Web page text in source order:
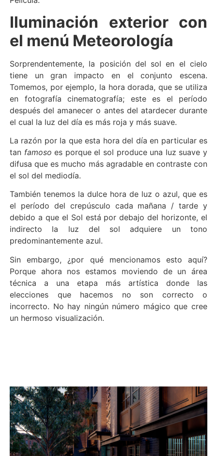
Iluminación exterior con
el menú Meteorología
Sorprendentemente, la posición del sol en el cielo
tiene un gran impacto en el conjunto escena.
Tomemos, por ejemplo, la hora dorada, que se utiliza
en fotografía cinematografía; este es el período
después del amanecer o antes del atardecer durante
el cual la luz del día es más roja y más suave.
La razón por la que esta hora del día en particular es
tan famoso es porque el sol produce una luz suave y
difusa que es mucho más agradable en contraste con
el sol del mediodía.
También tenemos la dulce hora de luz o azul, que es
el período del crepúsculo cada mañana / tarde y
debido a que el Sol está por debajo del horizonte, el
indirecto la luz del sol adquiere un tono
predominantemente azul.
Sin embargo, ¿por qué mencionamos esto aquí?
Porque ahora nos estamos moviendo de un área
técnica a una etapa más artística donde las
elecciones que hacemos no son correcto o
incorrecto. No hay ningún número mágico que cree
un hermoso visualización.